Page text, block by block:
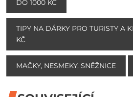
DO 1000 KČ
TIPY NA DÁRKY PRO TURISTY A
KČ
MAČKY, NESMEKY, SNĚŽNICE